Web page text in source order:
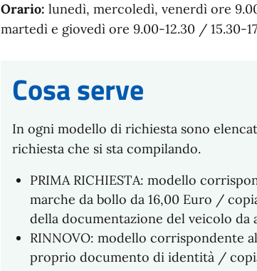
Orario: lunedì, mercoledì, venerdì ore
martedì e giovedì ore 9.00-12.30 / 15.30-
Cosa serve
In ogni modello di richiesta sono
richiesta che si sta compilando.
PRIMA RICHIESTA: modello
marche da bollo da 16,00 Euro /
della documentazione del veicolo da
RINNOVO: modello corrispondente
proprio documento di identità /